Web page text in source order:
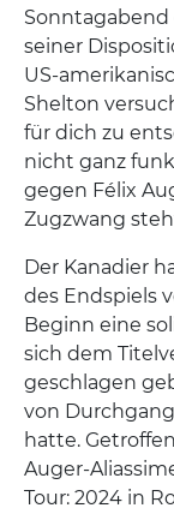
Sonntagabend
seiner
US-
Shelton
für dich zu
nicht ganz
gegen Félix
Zugzwang
Der Kanadier
des Endspiels
Beginn eine
sich dem
geschlagen
von
hatte.
Auger-
Tour: 2024 in